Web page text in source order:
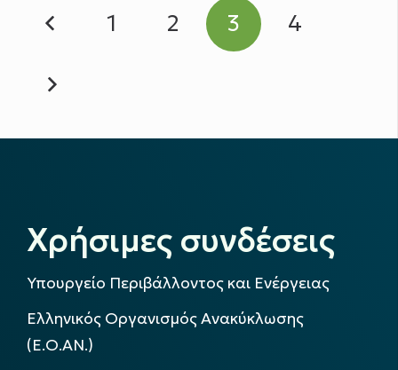
1 2 3 4
Χρήσιμες συνδέσεις
Υπουργείο Περιβάλλοντος και Ενέργειας
Ελληνικός Οργανισμός Ανακύκλωσης
(Ε.Ο.ΑΝ.)